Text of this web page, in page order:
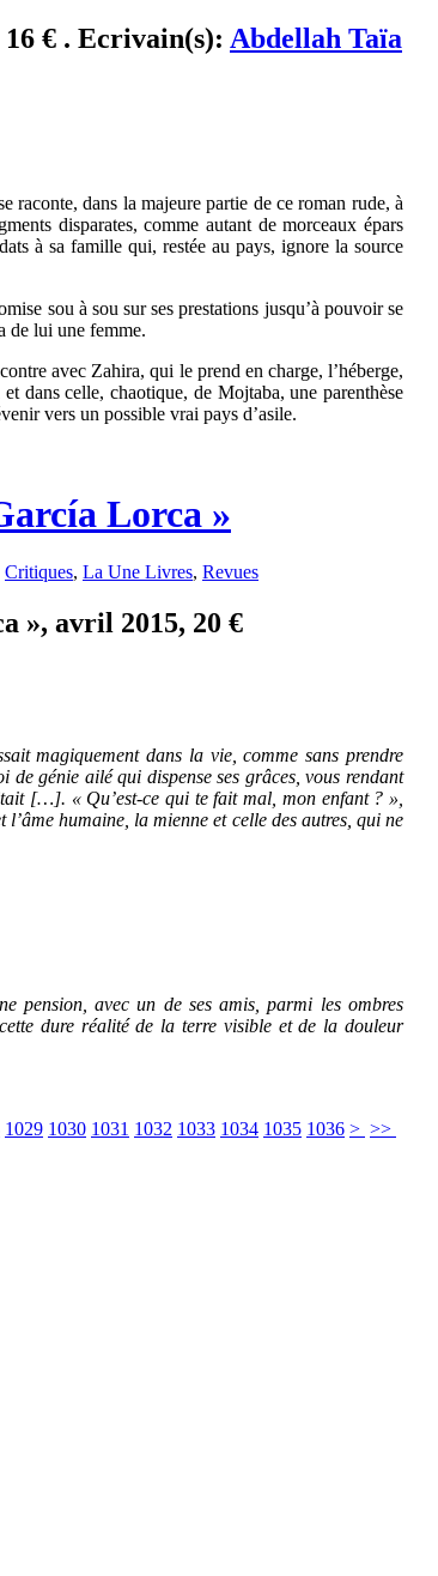
€ . Ecrivain(s): Abdellah Taïa
raconte, dans la majeure partie de ce roman rude, à
disparates, comme autant de morceaux épars
à sa famille qui, restée au pays, ignore la source
sou à sou sur ses prestations jusqu’à pouvoir se
de lui une femme.
avec Zahira, qui le prend en charge, l’héberge,
dans celle, chaotique, de Mojtaba, une parenthèse
vers un possible vrai pays d’asile.
Lorca »
Critiques, La Une Livres, Revues
», avril 2015, 20 €
magiquement dans la vie, comme sans prendre
génie ailé qui dispense ses grâces, vous rendant
[…]. « Qu’est-ce qui te fait mal, mon enfant ? »,
humaine, la mienne et celle des autres, qui ne
pension, avec un de ses amis, parmi les ombres
dure réalité de la terre visible et de la douleur
1029 1030 1031 1032 1033 1034 1035 1036 > >>